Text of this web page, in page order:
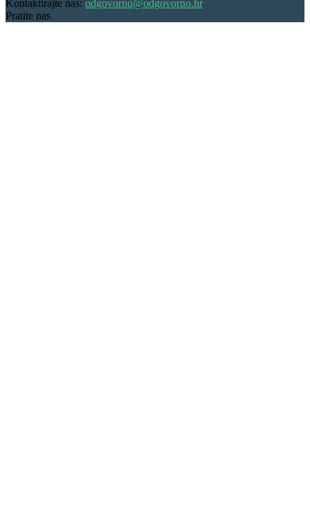
Kontaktirajte nas: odgovorno@odgovorno.hr
Pratite nas